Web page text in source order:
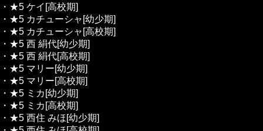
・★5 ケイ[高校期]
・★5 カチューシャ[幼少期]
・★5 カチューシャ[高校期]
・★5 西 絹代[幼少期]
・★5 西 絹代[高校期]
・★5 マリー[幼少期]
・★5 マリー[高校期]
・★5 ミカ[幼少期]
・★5 ミカ[高校期]
・★5 西住 みほ[幼少期]